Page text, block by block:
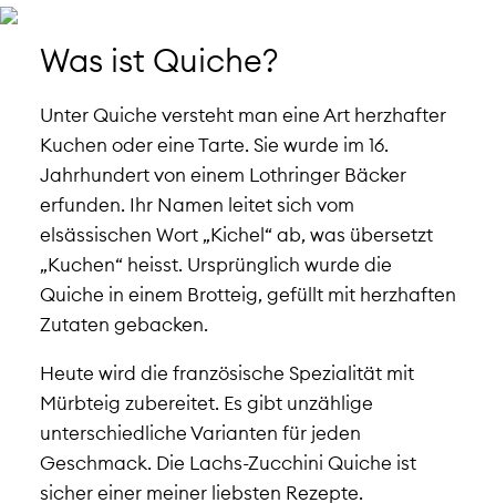
Was ist Quiche?
Unter Quiche versteht man eine Art herzhafter
Kuchen oder eine Tarte. Sie wurde im 16.
Jahrhundert von einem Lothringer Bäcker
erfunden. Ihr Namen leitet sich vom
elsässischen Wort „Kichel“ ab, was übersetzt
„Kuchen“ heisst. Ursprünglich wurde die
Quiche in einem Brotteig, gefüllt mit herzhaften
Zutaten gebacken.
Heute wird die französische Spezialität mit
Mürbteig zubereitet. Es gibt unzählige
unterschiedliche Varianten für jeden
Geschmack. Die Lachs-Zucchini Quiche ist
sicher einer meiner liebsten Rezepte.